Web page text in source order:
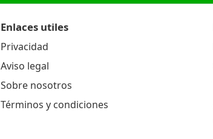
Enlaces utiles
Privacidad
Aviso legal
Sobre nosotros
Términos y condiciones